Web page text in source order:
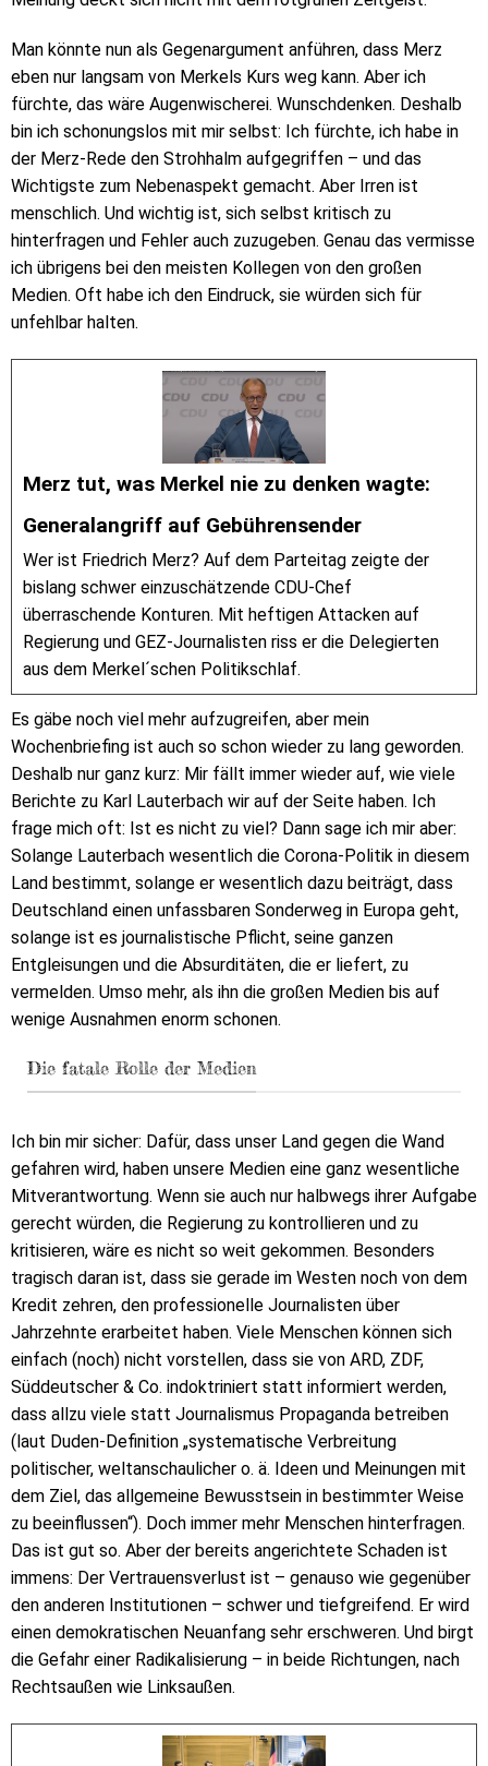
Man könnte nun als Gegenargument anführen, dass Merz
eben nur langsam von Merkels Kurs weg kann. Aber ich
fürchte, das wäre Augenwischerei. Wunschdenken. Deshalb
bin ich schonungslos mit mir selbst: Ich fürchte, ich habe in
der Merz-Rede den Strohhalm aufgegriffen – und das
Wichtigste zum Nebenaspekt gemacht. Aber Irren ist
menschlich. Und wichtig ist, sich selbst kritisch zu
hinterfragen und Fehler auch zuzugeben. Genau das vermisse
ich übrigens bei den meisten Kollegen von den großen
Medien. Oft habe ich den Eindruck, sie würden sich für
unfehlbar halten.
Merz tut, was Merkel nie zu denken wagte:
Generalangriff auf Gebührensender
Wer ist Friedrich Merz? Auf dem Parteitag zeigte der
bislang schwer einzuschätzende CDU-Chef
überraschende Konturen. Mit heftigen Attacken auf
Regierung und GEZ-Journalisten riss er die Delegierten
aus dem Merkel´schen Politikschlaf.
Es gäbe noch viel mehr aufzugreifen, aber mein
Wochenbriefing ist auch so schon wieder zu lang geworden.
Deshalb nur ganz kurz: Mir fällt immer wieder auf, wie viele
Berichte zu Karl Lauterbach wir auf der Seite haben. Ich
frage mich oft: Ist es nicht zu viel? Dann sage ich mir aber:
Solange Lauterbach wesentlich die Corona-Politik in diesem
Land bestimmt, solange er wesentlich dazu beiträgt, dass
Deutschland einen unfassbaren Sonderweg in Europa geht,
solange ist es journalistische Pflicht, seine ganzen
Entgleisungen und die Absurditäten, die er liefert, zu
vermelden. Umso mehr, als ihn die großen Medien bis auf
wenige Ausnahmen enorm schonen.
Die fatale Rolle der Medien
Ich bin mir sicher: Dafür, dass unser Land gegen die Wand
gefahren wird, haben unsere Medien eine ganz wesentliche
Mitverantwortung. Wenn sie auch nur halbwegs ihrer Aufgabe
gerecht würden, die Regierung zu kontrollieren und zu
kritisieren, wäre es nicht so weit gekommen. Besonders
tragisch daran ist, dass sie gerade im Westen noch von dem
Kredit zehren, den professionelle Journalisten über
Jahrzehnte erarbeitet haben. Viele Menschen können sich
einfach (noch) nicht vorstellen, dass sie von ARD, ZDF,
Süddeutscher & Co. indoktriniert statt informiert werden,
dass allzu viele statt Journalismus Propaganda betreiben
(laut Duden-Definition „systematische Verbreitung
politischer, weltanschaulicher o. ä. Ideen und Meinungen mit
dem Ziel, das allgemeine Bewusstsein in bestimmter Weise
zu beeinflussen“). Doch immer mehr Menschen hinterfragen.
Das ist gut so. Aber der bereits angerichtete Schaden ist
immens: Der Vertrauensverlust ist – genauso wie gegenüber
den anderen Institutionen – schwer und tiefgreifend. Er wird
einen demokratischen Neuanfang sehr erschweren. Und birgt
die Gefahr einer Radikalisierung – in beide Richtungen, nach
Rechtsaußen wie Linksaußen.